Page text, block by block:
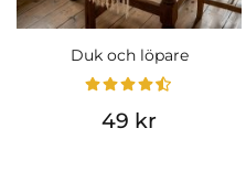
Duk och löpare
49 kr